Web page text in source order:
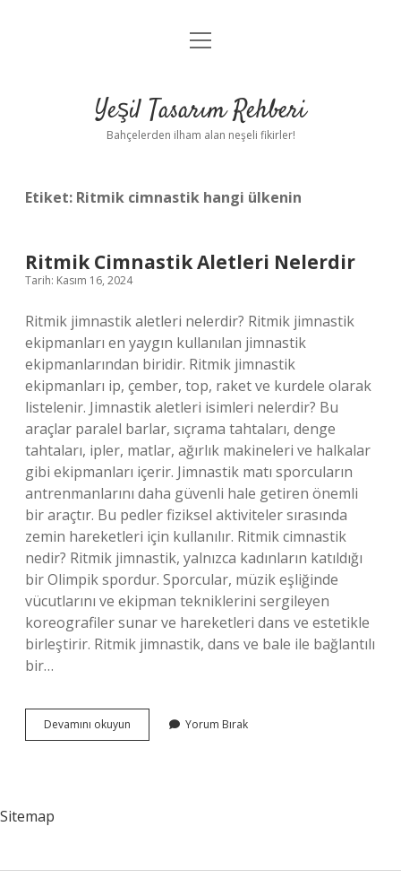
Anasayfa
Yasal Uyarı
menüyü
Yeşil Tasarım Rehberi
Bahçelerden ilham alan neşeli fikirler!
Etiket: Ritmik cimnastik hangi ülkenin
Ritmik Cimnastik Aletleri Nelerdir
Tarih: Kasım 16, 2024
Ritmik jimnastik aletleri nelerdir? Ritmik jimnastik
ekipmanları en yaygın kullanılan jimnastik
ekipmanlarından biridir. Ritmik jimnastik
ekipmanları ip, çember, top, raket ve kurdele olarak
listelenir. Jimnastik aletleri isimleri nelerdir? Bu
araçlar paralel barlar, sıçrama tahtaları, denge
tahtaları, ipler, matlar, ağırlık makineleri ve halkalar
gibi ekipmanları içerir. Jimnastik matı sporcuların
antrenmanlarını daha güvenli hale getiren önemli
bir araçtır. Bu pedler fiziksel aktiviteler sırasında
zemin hareketleri için kullanılır. Ritmik cimnastik
nedir? Ritmik jimnastik, yalnızca kadınların katıldığı
bir Olimpik spordur. Sporcular, müzik eşliğinde
vücutlarını ve ekipman tekniklerini sergileyen
koreografiler sunar ve hareketleri dans ve estetikle
birleştirir. Ritmik jimnastik, dans ve bale ile bağlantılı
bir…
Devamını okuyun
Cimnastik
Yorum Bırak
Sitemap